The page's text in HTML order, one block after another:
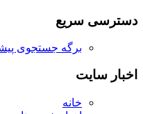
دسترسی سریع
برگه جستجوی
اخبار سایت
خانه